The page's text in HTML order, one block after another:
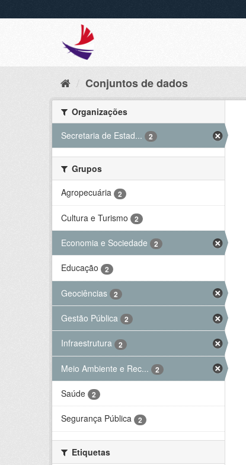
Conjuntos de dados
Organizações
Secretaria de Estad...
2
Grupos
Agropecuária
2
Cultura e Turismo 2
Economia e Sociedade 2
Educação 2
Geociências 2
Gestão Pública 2
Infraestrutura 2
Meio Ambiente e Rec... 2
Saúde 2
Segurança Pública 2
Etiquetas